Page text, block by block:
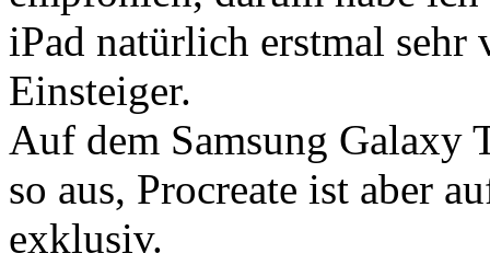
iPad natürlich erstmal
Einsteiger.
Auf dem Samsung Galaxy
so aus, Procreate ist aber
exklusiv.